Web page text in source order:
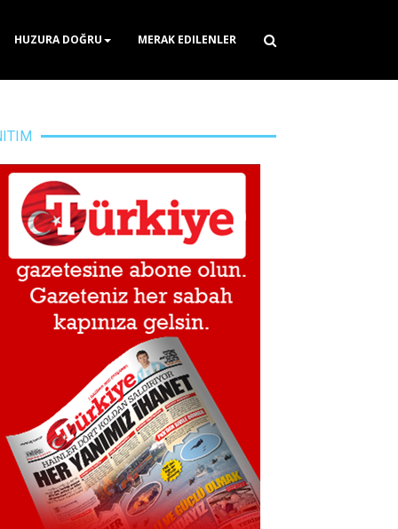
HUZURA DOĞRU MERAK EDILENLER